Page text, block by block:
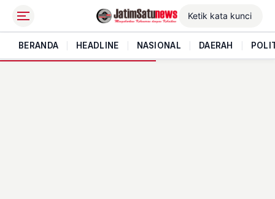
BERANDA HEADLINE NASIONAL DAERAH